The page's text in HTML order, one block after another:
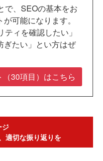
で、SEOの基本をお
可能になります。
ティを確認したい」
ぎたい」とい方はぜ
30項目）はこちら
ジ
適切な振り返りを